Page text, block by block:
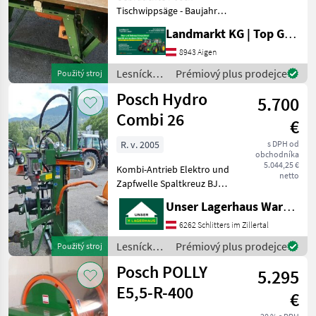
Použitý stroj
Tischwippsäge - Baujahr
unbekannt - Sägeblatt mit
70cm - E-Antrieb Wir
nehmen uns gerne für
Fragen oder Besichtigungen
auch außerhalb der Öf
Landmarkt KG | Top Gebrauchtmaschinen Zentrum
8943 Aigen
Lesnícke a
drevárske
stroje /
Posch
Prémiový plus prodejce
Použitý stroj
Posch Hydro
Combi 26
5.700
€
s DPH od
obchodníka
5.044,25 €
netto
R. v. 2005
Kombi-Antrieb Elektro und
Zapfwelle Spaltkreuz BJ
2005 Informieren Sie sich
bitte vor Fahrt-Antritt
telefonisch, ob die von
Ihnen angefragte Maschine
aktuell bei u
Unser Lagerhaus Warenhandelsges.m.b.H.
6262 Schlitters im Zillertal
Lesnícke a
drevárske
stroje /
Posch
Prémiový plus prodejce
Posch POLLY
E5,5-R-400
5.295
€